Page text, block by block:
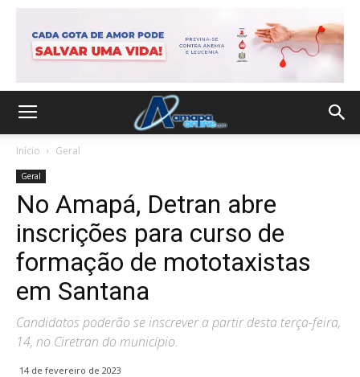
Início Geral
Geral
No Amapá, Detran abre
inscrições para curso de
formação de mototaxistas
em Santana
Candidatos poderão se inscrever a partir desta terça-feira,
14, no Ciretran do município.
14 de fevereiro de 2023